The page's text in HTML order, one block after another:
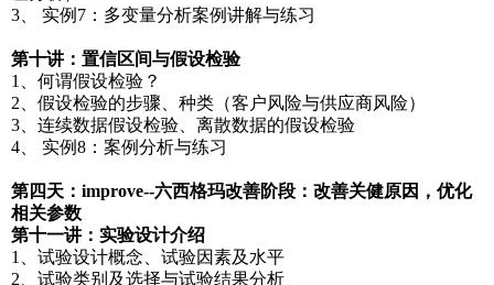
3、 实例7：多变量分析案例讲解与练习
第十讲：置信区间与假设检验
1、何谓假设检验？
2、假设检验的步骤、种类（客户风险与供应商风险）
3、连续数据假设检验、离散数据的假设检验
4、 实例8：案例分析与练习
第四天：improve--六西格玛改善阶段：改善关健原因，优化
相关参数
第十一讲：实验设计介绍
1、试验设计概念、试验因素及水平
2、试验类别及选择与试验结果分析